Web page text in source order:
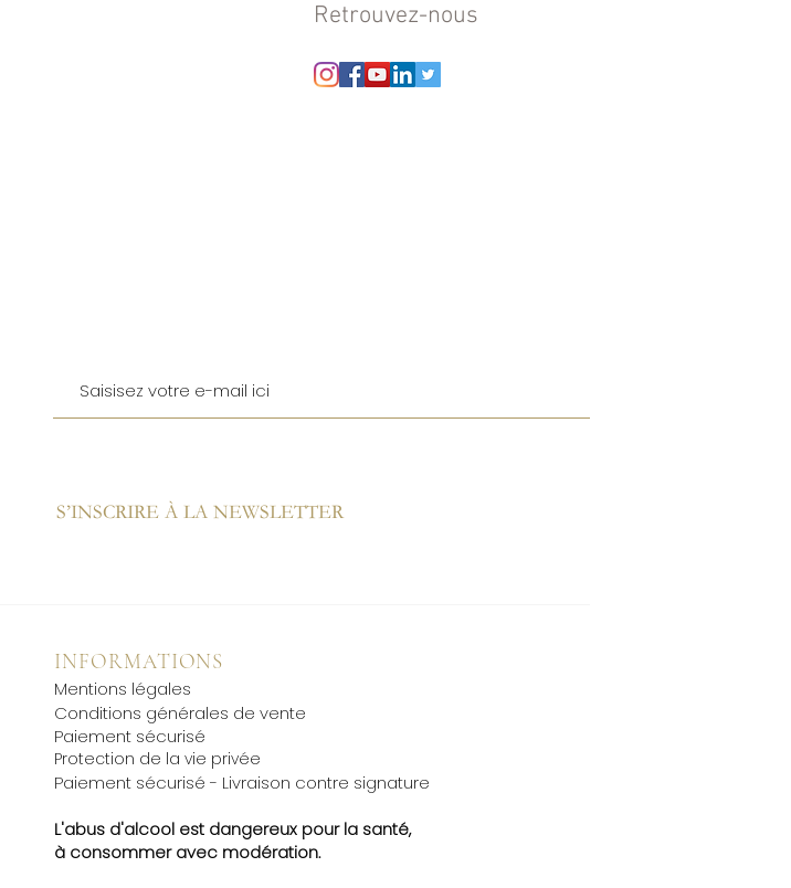
Retrouvez-nous
S’INSCRIRE À LA NEWSLETTER
INFORMATIONS
Mentions légales
Conditions générales de vente
Paiement sécurisé
​Protection de la vie privée
Paiement sécurisé - Livraison contre signature
L'abus d'alcool est dangereux pour la santé,
à consommer avec modération.